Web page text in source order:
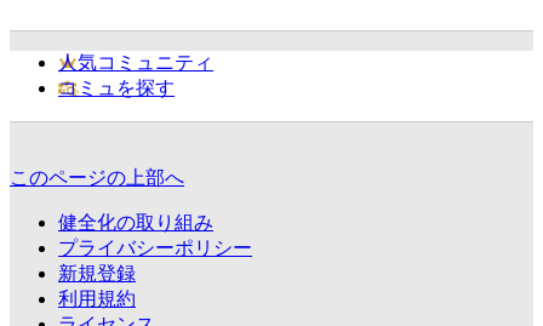
人気コミュニティ
コミュを探す
このページの上部へ
健全化の取り組み
プライバシーポリシー
新規登録
利用規約